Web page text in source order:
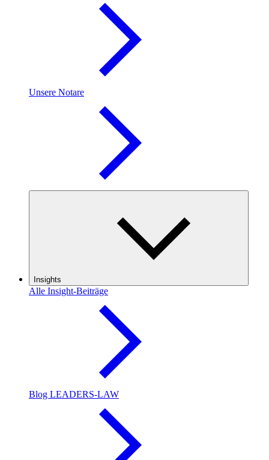
Unsere Notare
Insights
Alle Insight-Beiträge
Blog LEADERS-LAW